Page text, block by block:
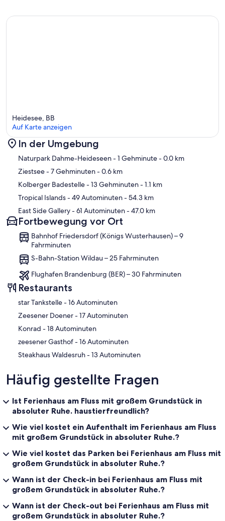
Karte
Heidesee, BB
Auf Karte anzeigen
In der Umgebung
Naturpark Dahme-Heideseen- 1 Gehminute- 0.0 km
Ziestsee- 7 Gehminuten- 0.6 km
Kolberger Badestelle- 13 Gehminuten- 1.1 km
Tropical Islands- 49 Autominuten- 54.3 km
East Side Gallery- 61 Autominuten- 47.0 km
Fortbewegung vor Ort
Bahnhof Friedersdorf (Königs Wusterhausen) – 9
Fahrminuten
S-Bahn-Station Wildau – 25 Fahrminuten
Flughafen Brandenburg (BER) – 30 Fahrminuten
Restaurants
‪star Tankstelle - ‬16 Autominuten
‪Zeesener Doener - ‬17 Autominuten
‪Konrad - ‬18 Autominuten
‪zeesener Gasthof - ‬16 Autominuten
‪Steakhaus Waldesruh - ‬13 Autominuten
Häufig gestellte Fragen
Ist Ferienhaus am Fluss mit großem Grundstück in
absoluter Ruhe. haustierfreundlich?
Wie viel kostet ein Aufenthalt im Ferienhaus am Fluss
mit großem Grundstück in absoluter Ruhe.?
Wie viel kostet das Parken bei Ferienhaus am Fluss mit
großem Grundstück in absoluter Ruhe.?
Wann ist der Check-in bei Ferienhaus am Fluss mit
großem Grundstück in absoluter Ruhe.?
Wann ist der Check-out bei Ferienhaus am Fluss mit
großem Grundstück in absoluter Ruhe.?